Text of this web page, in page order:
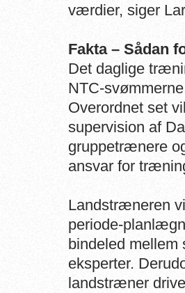
værdier, siger
Fakta – Sådan
Det daglige
NTC-
Overordnet set
supervision af
gruppetrænere
ansvar for
Landstræneren
periode-
bindeled
eksperter.
landstræner